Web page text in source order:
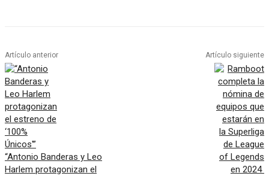
Artículo anterior
“Antonio Banderas y Leo
Harlem protagonizan el
Artículo siguiente